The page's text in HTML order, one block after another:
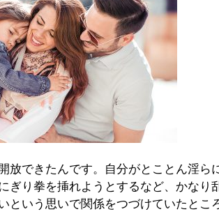
放できたんです。自分がとことん淫ら
ぎり拳を挿れようとするなど、かなり
いう思いで関係をつづけていたとこ